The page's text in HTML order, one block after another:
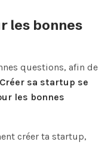
les bonnes
questions, afin de
Créer sa startup se
les bonnes
créer ta startup,